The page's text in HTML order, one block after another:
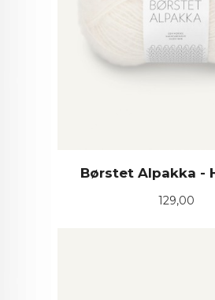
Børstet Alpakka -
Pris
129,00